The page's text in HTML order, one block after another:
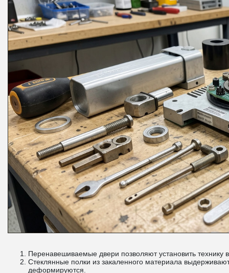
Перенавешиваемые двери позволяют установить
Стеклянные полки из закаленного материала
деформируются.